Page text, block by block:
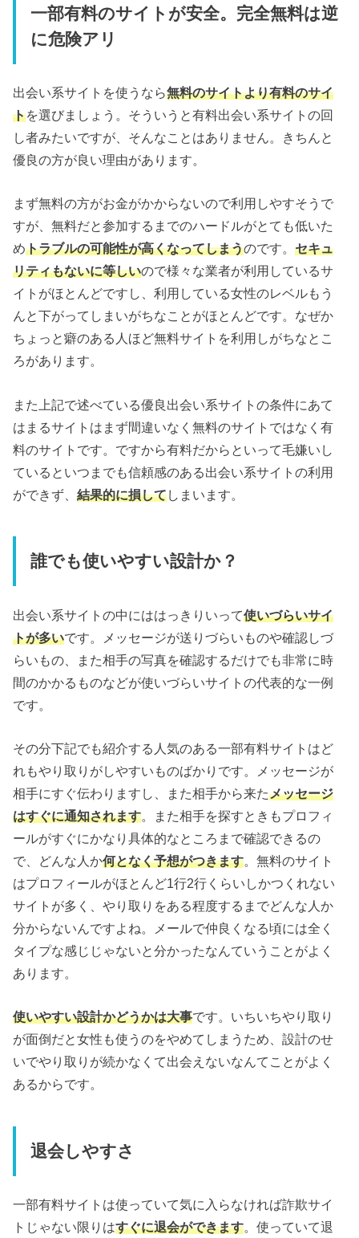
一部有料のサイトが安全。完全無料は逆
に危険アリ
出会い系サイトを使うなら無料のサイトより有料のサイ
トを選びましょう。そういうと有料出会い系サイトの回
し者みたいですが、そんなことはありません。きちんと
優良の方が良い理由があります。
まず無料の方がお金がかからないので利用しやすそうで
すが、無料だと参加するまでのハードルがとても低いた
めトラブルの可能性が高くなってしまうのです。セキュ
リティもないに等しいので様々な業者が利用しているサ
イトがほとんどですし、利用している女性のレベルもう
んと下がってしまいがちなことがほとんどです。なぜか
ちょっと癖のある人ほど無料サイトを利用しがちなとこ
ろがあります。
また上記で述べている優良出会い系サイトの条件にあて
はまるサイトはまず間違いなく無料のサイトではなく有
料のサイトです。ですから有料だからといって毛嫌いし
ているといつまでも信頼感のある出会い系サイトの利用
ができず、結果的に損してしまいます。
誰でも使いやすい設計か？
出会い系サイトの中にははっきりいって使いづらいサイ
トが多いです。メッセージが送りづらいものや確認しづ
らいもの、また相手の写真を確認するだけでも非常に時
間のかかるものなどが使いづらいサイトの代表的な一例
です。
その分下記でも紹介する人気のある一部有料サイトはど
れもやり取りがしやすいものばかりです。メッセージが
相手にすぐ伝わりますし、また相手から来たメッセージ
はすぐに通知されます。また相手を探すときもプロフィ
ールがすぐにかなり具体的なところまで確認できるの
で、どんな人か何となく予想がつきます。無料のサイト
はプロフィールがほとんど1行2行くらいしかつくれない
サイトが多く、やり取りをある程度するまでどんな人か
分からないんですよね。メールで仲良くなる頃には全く
タイプな感じじゃないと分かったなんていうことがよく
あります。
使いやすい設計かどうかは大事です。いちいちやり取り
が面倒だと女性も使うのをやめてしまうため、設計のせ
いでやり取りが続かなくて出会えないなんてことがよく
あるからです。
退会しやすさ
一部有料サイトは使っていて気に入らなければ詐欺サイ
トじゃない限りはすぐに退会ができます。使っていて退